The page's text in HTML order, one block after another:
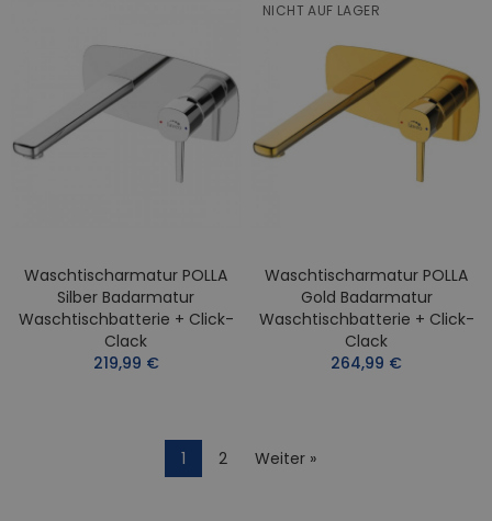
Waschtischarmatur POLLA
Silber Badarmatur
Waschtischbatterie + Click-
Clack
219,99 €
NICHT AUF LAGER
Waschtischarmatur POLLA
Gold Badarmatur
Waschtischbatterie + Click-
Clack
264,99 €
1 2 Weiter »